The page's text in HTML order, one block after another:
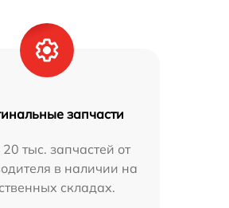
запчасти
тыс. запчастей от
в наличии на
складах.